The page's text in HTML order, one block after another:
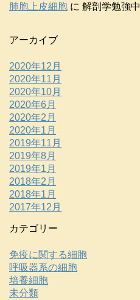
肺胞上皮細胞 に 解剖学勉強中
アーカイブ
2020年12月
2020年11月
2020年10月
2020年6月
2020年2月
2020年1月
2019年11月
2019年8月
2019年1月
2018年2月
2018年1月
2017年12月
カテゴリー
免疫に関する細胞
呼吸器系の細胞
培養細胞
未分類